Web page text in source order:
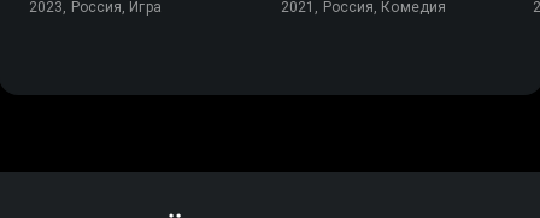
2023, Россия, Игра 2021, Россия, Комедия